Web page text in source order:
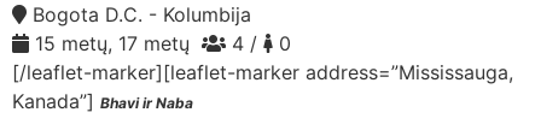
Bogota D.C. - Kolumbija
15 metų, 17 metų
4 /
0
[/leaflet-marker][leaflet-marker address=”Mississauga,
Kanada”] Bhavi ir Naba